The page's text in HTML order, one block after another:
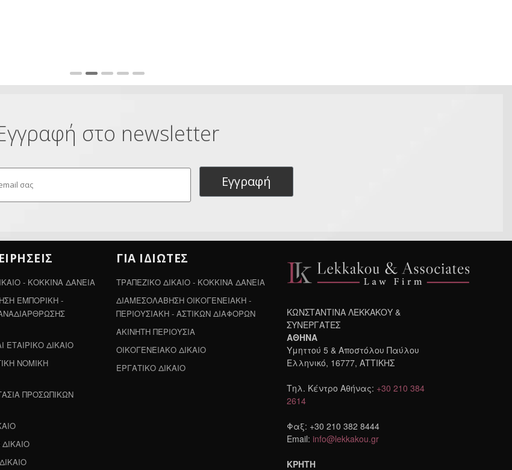
στο newsletter
Εγγραφή
- ΚΟΚΚΙΝΑ ΔΑΝΕΙΑ
ΕΜΠΟΡΙΚΗ -
ΕΤΑΙΡΙΚΟ ΔΙΚΑΙΟ
ΝΟΜΙΚΗ
ΠΡΟΣΩΠΙΚΩΝ
ΓΙΑ ΙΔΙΩΤΕΣ
ΤΡΑΠΕΖΙΚΟ ΔΙΚΑΙΟ - ΚΟΚΚΙΝΑ ΔΑΝΕΙΑ
ΔΙΑΜΕΣΟΛΑΒΗΣΗ ΟΙΚΟΓΕΝΕΙΑΚΗ -
ΠΕΡΙΟΥΣΙΑΚΗ - ΑΣΤΙΚΩΝ ΔΙΑΦΟΡΩΝ
ΑΚΙΝΗΤΗ ΠΕΡΙΟΥΣΙΑ
ΟΙΚΟΓΕΝΕΙΑΚΟ ΔΙΚΑΙΟ
ΕΡΓΑΤΙΚΟ ΔΙΚΑΙΟ
ΚΩΝΣΤΑΝΤΙΝΑ ΛΕΚΚΑΚΟΥ &
ΣΥΝΕΡΓΑΤΕΣ
ΑΘΗΝΑ
Υμηττού 5 & Αποστόλου Παύλου
Ελληνικό, 16777, ΑΤΤΙΚΗΣ
Τηλ. Κέντρο Αθήνας: +30 210 384
2614
Φαξ: +30 210 382 8444
Email: info@lekkakou.gr
ΚΡΗΤΗ